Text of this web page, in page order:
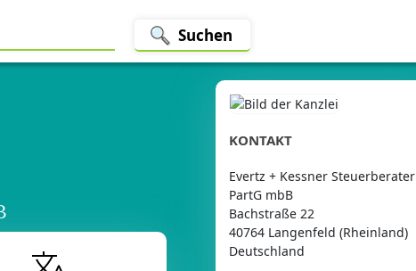
Suchen
KONTAKT
Evertz + Kessner Steuerberater
PartG mbB
Bachstraße 22
40764 Langenfeld (Rheinland)
Deutschland